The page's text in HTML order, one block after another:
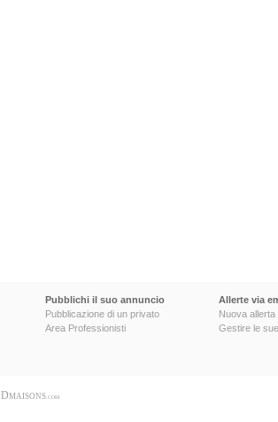
Pubblichi il suo annuncio
Pubblicazione di un privato
Area Professionisti
Allerte via
Nuova allerta
Gestire le
DMAISONS .COM